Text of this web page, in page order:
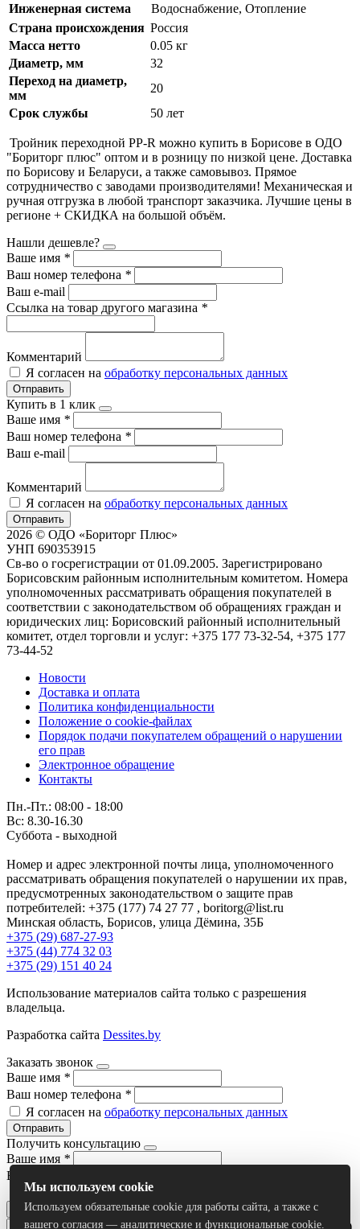
Инженерная система
Водоснабжение, Отопление
Страна происхождения Россия
Масса нетто
0.05 кг
Диаметр, мм
32
Переход на диаметр,
мм
20
Срок службы
50 лет
Тройник переходной PP-R можно купить в Борисове в ОДО
"Бориторг плюс" оптом и в розницу по низкой цене. Доставка
по Борисову и Беларуси, а также самовывоз. Прямое
сотрудничество с заводами производителями! Механическая и
ручная отгрузка в любой транспорт заказчика. Лучшие цены в
регионе + СКИДКА на большой объём.
Нашли дешевле?
Ваше имя *
Ваш номер телефона *
Ваш e-mail
Ссылка на товар другого магазина *
Комментарий
Я согласен на обработку персональных данных
Отправить
Купить в 1 клик
Ваше имя *
Ваш номер телефона *
Ваш e-mail
Комментарий
Я согласен на обработку персональных данных
Отправить
2026 © ОДО «Бориторг Плюс»
УНП 690353915
Св-во о госрегистрации от 01.09.2005. Зарегистрировано
Борисовским районным исполнительным комитетом. Номера
уполномоченных рассматривать обращения покупателей в
соответствии с законодательством об обращениях граждан и
юридических лиц: Борисовский районный исполнительный
комитет, отдел торговли и услуг: +375 177 73-32-54, +375 177
73-44-52
Новости
Доставка и оплата
Политика конфиденциальности
Положение о cookie-файлах
Порядок подачи покупателем обращений о нарушении
его прав
Электронное обращение
Контакты
Пн.-Пт.: 08:00 - 18:00
Вс: 8.30-16.30
Суббота - выходной
Номер и адрес электронной почты лица, уполномоченного
рассматривать обращения покупателей о нарушении их прав,
предусмотренных законодательством о защите прав
потребителей: +375 (177) 74 27 77 , boritorg@list.ru
Минская область, Борисов, улица Дёмина, 35Б
+375 (29) 687-27-93
+375 (44) 774 32 03
+375 (29) 151 40 24
Использование материалов сайта только с разрешения
владельца.
Разработка сайта Dessites.by
Заказать звонок
Ваше имя *
Ваш номер телефона *
Я согласен на обработку персональных данных
Отправить
Получить консультацию
Ваше имя *
Ваш номер телефона
Я согласен наобработку персональных данных
Отправить
Умный поиск(тестовый режим)
Мы используем cookie
Используем обязательные cookie для работы сайта, а также с
вашего согласия — аналитические и функциональные cookie.